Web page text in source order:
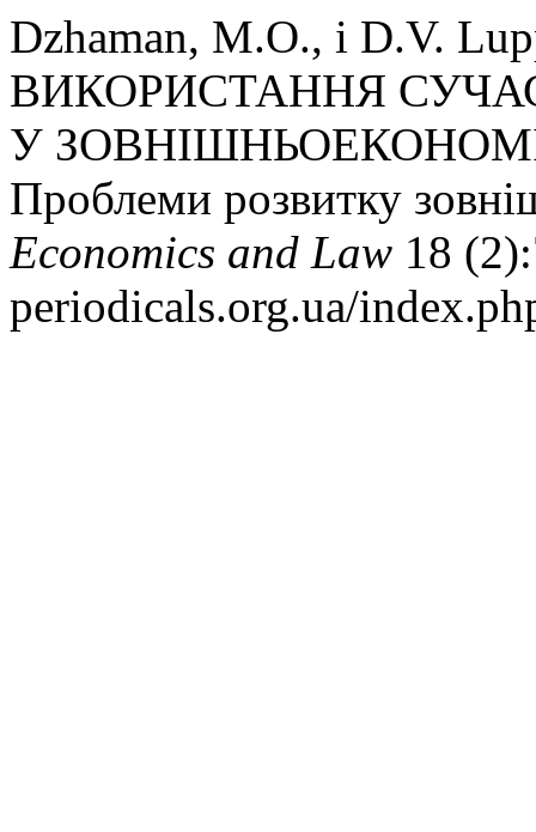
Dzhaman, M.O., і D.V.
ВИКОРИСТАННЯ
У
Проблеми розвитку
Economics and Law 18
periodicals.org.ua/